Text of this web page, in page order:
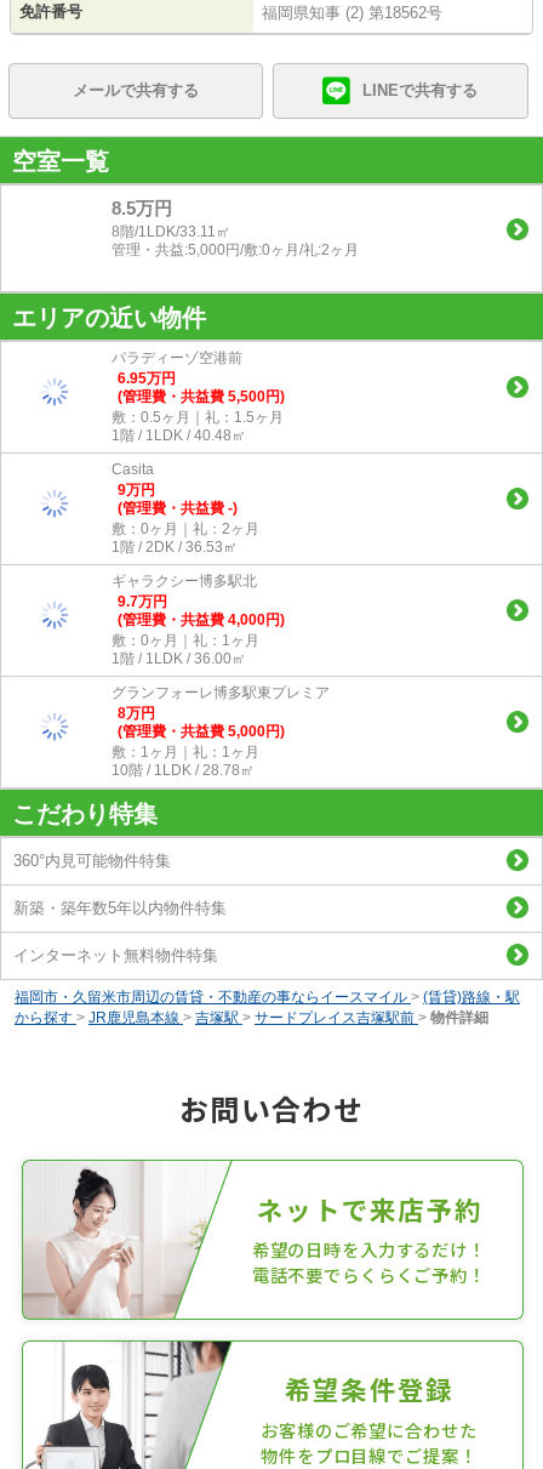
免許番号 福岡県知事 (2) 第18562号
メールで共有する LINEで共有する
空室一覧
8.5万円
8階/1LDK/33.11㎡
管理・共益:5,000円/敷:0ヶ月/礼:2ヶ月
エリアの近い物件
パラディーゾ空港前
6.95万円
(管理費・共益費 5,500円)
敷：0.5ヶ月｜礼：1.5ヶ月
1階 / 1LDK / 40.48㎡
Casita
9万円
(管理費・共益費 -)
敷：0ヶ月｜礼：2ヶ月
1階 / 2DK / 36.53㎡
ギャラクシー博多駅北
9.7万円
(管理費・共益費 4,000円)
敷：0ヶ月｜礼：1ヶ月
1階 / 1LDK / 36.00㎡
グランフォーレ博多駅東プレミア
8万円
(管理費・共益費 5,000円)
敷：1ヶ月｜礼：1ヶ月
10階 / 1LDK / 28.78㎡
こだわり特集
360°内見可能物件特集
新築・築年数5年以内物件特集
インターネット無料物件特集
福岡市・久留米市周辺の賃貸・不動産の事ならイースマイル > (賃貸)路線・駅
から探す > JR鹿児島本線 > 吉塚駅 > サードプレイス吉塚駅前 > 物件詳細
お問い合わせ
ネットで来店予約
希望の日時を入力するだけ！
電話不要でらくらくご予約！
希望条件登録
お客様のご希望に合わせた
物件をプロ目線でご提案！